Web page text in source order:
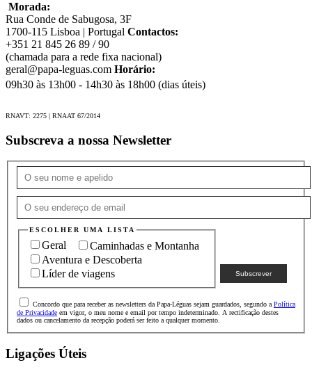
Morada:
Rua Conde de Sabugosa, 3F
1700-115 Lisboa | Portugal Contactos:
+351 21 845 26 89 / 90
(chamada para a rede fixa nacional)
geral@papa-leguas.com Horário:
09h30 às 13h00 - 14h30 às 18h00 (dias úteis)
RNAVT: 2275 | RNAAT 67/2014
Subscreva a nossa Newsletter
ESCOLHER UMA LISTA
Geral
Caminhadas e Montanha
Aventura e Descoberta
Líder de viagens
Concordo que para receber as newsletters da Papa-Léguas sejam guardados, segundo a Política
de Privacidade em vigor, o meu nome e email por tempo indeterminado. A rectificação destes
dados ou cancelamento da recepção poderá ser feito a qualquer momento.
Ligações Úteis